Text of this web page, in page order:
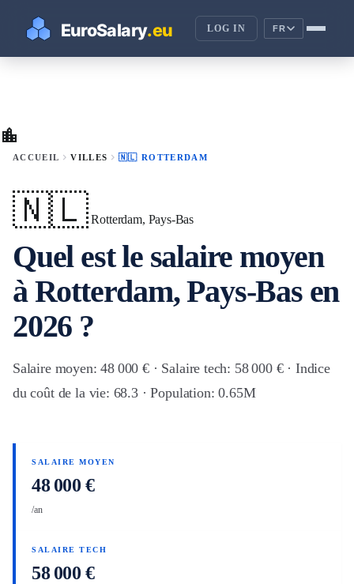
LOG IN FR
location_city
ACCUEIL chevron_rightVILLES chevron_right🇳🇱 ROTTERDAM
🇳🇱 Rotterdam, Pays-Bas
Quel est le salaire moyen
à Rotterdam, Pays-Bas en
2026 ?
Salaire moyen: 48 000 € · Salaire tech: 58 000 € · Indice
du coût de la vie: 68.3 · Population: 0.65M
SALAIRE MOYEN
48 000 €
/an
SALAIRE TECH
58 000 €